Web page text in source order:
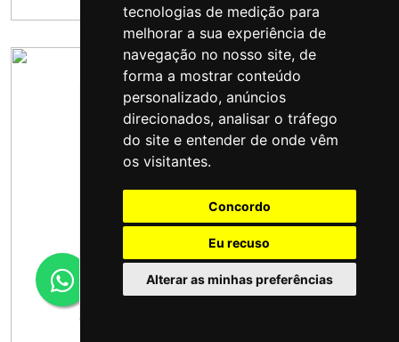
tecnologias de medição para
melhorar a sua experiência de
navegação no nosso site, de
forma a mostrar conteúdo
personalizado, anúncios
direcionados, analisar o tráfego
do site e entender de onde vêm
os visitantes.
Concordo
Eu recuso
Alterar as minhas preferências